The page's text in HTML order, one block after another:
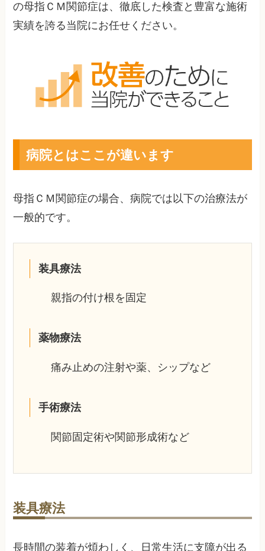
の母指ＣＭ関節症は、徹底した検査と豊富な施術
実績を誇る当院にお任せください。
病院とはここが違います
母指ＣＭ関節症の場合、病院では以下の治療法が
一般的です。
装具療法
親指の付け根を固定
薬物療法
痛み止めの注射や薬、シップなど
手術療法
関節固定術や関節形成術など
装具療法
長時間の装着が煩わしく、日常生活に支障が出る